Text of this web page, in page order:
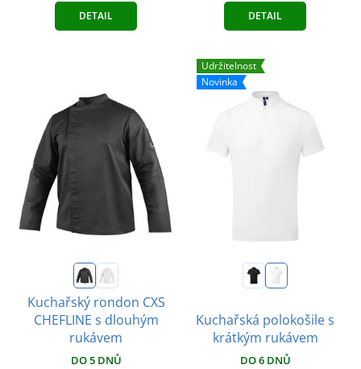
DETAIL DETAIL
Kuchařský rondon CXS
CHEFLINE s dlouhým
rukávem
DO 5 DNŮ
Udržitelnost
Novinka
Kuchařská polokošile s
krátkým rukávem
DO 6 DNŮ